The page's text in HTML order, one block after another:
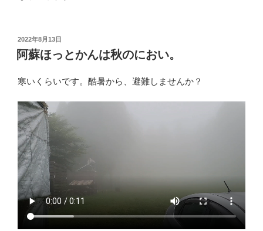
投
稿
日:
2022年8月13日
阿蘇ほっとかんは秋のにおい。
寒いくらいです。酷暑から、避難しませんか？